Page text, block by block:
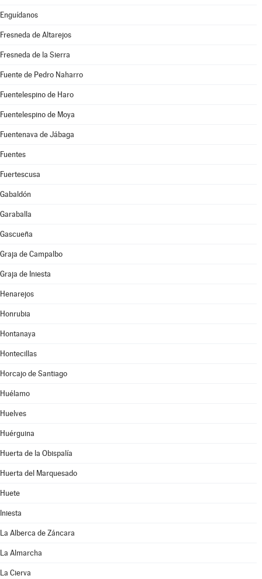
Enguídanos
Fresneda de Altarejos
Fresneda de la Sierra
Fuente de Pedro Naharro
Fuentelespino de Haro
Fuentelespino de Moya
Fuentenava de Jábaga
Fuentes
Fuertescusa
Gabaldón
Garaballa
Gascueña
Graja de Campalbo
Graja de Iniesta
Henarejos
Honrubia
Hontanaya
Hontecillas
Horcajo de Santiago
Huélamo
Huelves
Huérguina
Huerta de la Obispalía
Huerta del Marquesado
Huete
Iniesta
La Alberca de Záncara
La Almarcha
La Cierva